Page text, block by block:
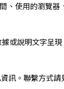
使用的瀏覽
或說明文字呈
訊。聯繫方式請